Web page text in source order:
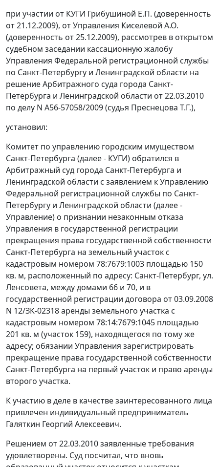
при участии от КУГИ Грибушиной Е.П. (доверенность
от 21.12.2009), от Управления Киселевой А.О.
(доверенность от 25.12.2009), рассмотрев в открытом
судебном заседании кассационную жалобу
Управления Федеральной регистрационной службы
по Санкт-Петербургу и Ленинградской области на
решение Арбитражного суда города Санкт-
Петербурга и Ленинградской области от 22.03.2010
по делу N А56-57058/2009 (судья Преснецова Т.Г.),
установил:
Комитет по управлению городским имуществом
Санкт-Петербурга (далее - КУГИ) обратился в
Арбитражный суд города Санкт-Петербурга и
Ленинградской области с заявлением к Управлению
Федеральной регистрационной службы по Санкт-
Петербургу и Ленинградской области (далее -
Управление) о признании незаконным отказа
Управления в государственной регистрации
прекращения права государственной собственности
Санкт-Петербурга на земельный участок с
кадастровым номером 78:7679:1003 площадью 150
кв. м, расположенный по адресу: Санкт-Петербург, ул.
Ленсовета, между домами 66 и 70, и в
государственной регистрации договора от 03.09.2008
N 12/ЗК-02318 аренды земельного участка с
кадастровым номером 78:14:7679:1045 площадью
201 кв. м (участок 159), находящегося по тому же
адресу; обязании Управления зарегистрировать
прекращение права государственной собственности
Санкт-Петербурга на первый участок и право аренды
второго участка.
К участию в деле в качестве заинтересованного лица
привлечен индивидуальный предприниматель
Галяткин Георгий Алексеевич.
Решением от 22.03.2010 заявленные требования
удовлетворены. Суд посчитал, что вновь